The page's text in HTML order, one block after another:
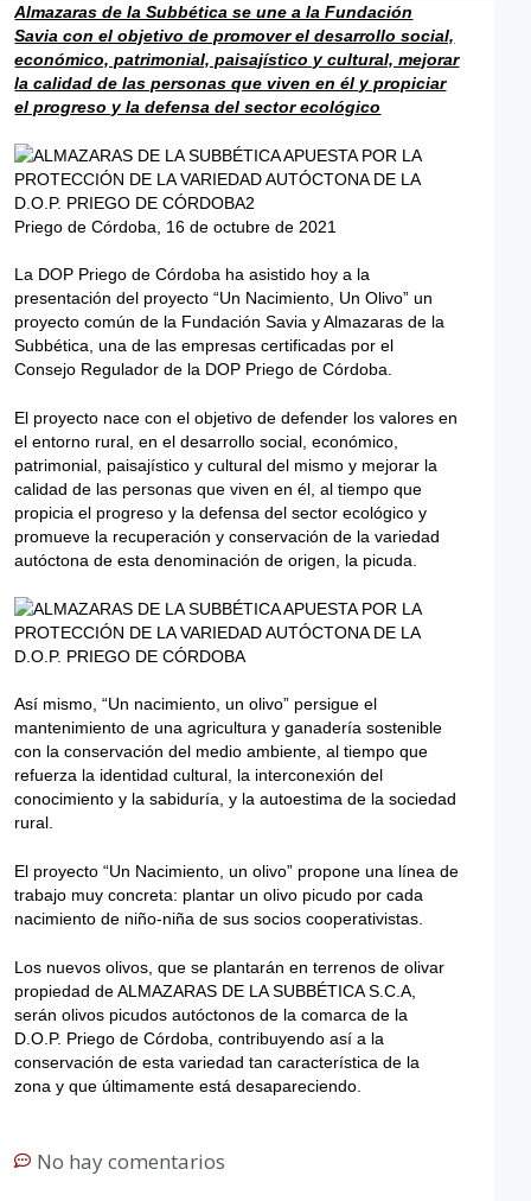
Almazaras de la Subbética se une a la Fundación
Savia con el objetivo de promover el desarrollo social,
económico, patrimonial, paisajístico y cultural, mejorar
la calidad de las personas que viven en él y propiciar
el progreso y la defensa del sector ecológico
Priego de Córdoba, 16 de octubre de 2021
La DOP Priego de Córdoba ha asistido hoy a la
presentación del proyecto “Un Nacimiento, Un Olivo” un
proyecto común de la Fundación Savia y Almazaras de la
Subbética, una de las empresas certificadas por el
Consejo Regulador de la DOP Priego de Córdoba.
El proyecto nace con el objetivo de defender los valores en
el entorno rural, en el desarrollo social, económico,
patrimonial, paisajístico y cultural del mismo y mejorar la
calidad de las personas que viven en él, al tiempo que
propicia el progreso y la defensa del sector ecológico y
promueve la recuperación y conservación de la variedad
autóctona de esta denominación de origen, la picuda.
Así mismo, “Un nacimiento, un olivo” persigue el
mantenimiento de una agricultura y ganadería sostenible
con la conservación del medio ambiente, al tiempo que
refuerza la identidad cultural, la interconexión del
conocimiento y la sabiduría, y la autoestima de la sociedad
rural.
El proyecto “Un Nacimiento, un olivo” propone una línea de
trabajo muy concreta: plantar un olivo picudo por cada
nacimiento de niño-niña de sus socios cooperativistas.
Los nuevos olivos, que se plantarán en terrenos de olivar
propiedad de ALMAZARAS DE LA SUBBÉTICA S.C.A,
serán olivos picudos autóctonos de la comarca de la
D.O.P. Priego de Córdoba, contribuyendo así a la
conservación de esta variedad tan característica de la
zona y que últimamente está desapareciendo.
No hay comentarios